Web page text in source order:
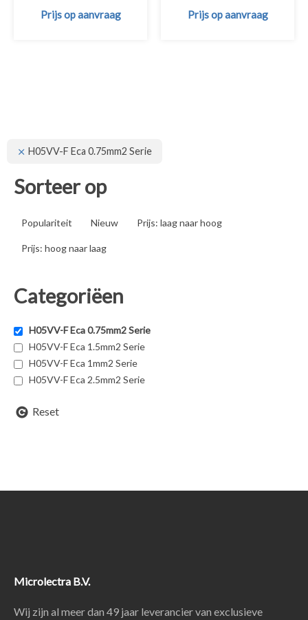
H05VV-F Eca 0.75mm2 Serie
Sorteer op
Populariteit Nieuw Prijs: laag naar hoog
Prijs: hoog naar laag
Categoriëen
H05VV-F Eca 0.75mm2 Serie
H05VV-F Eca 1.5mm2 Serie
H05VV-F Eca 1mm2 Serie
H05VV-F Eca 2.5mm2 Serie
Reset
Prijs op aanvraag Prijs op aanvraag
Microlectra B.V.
Wij zijn al meer dan 49 jaar leverancier van exclusieve